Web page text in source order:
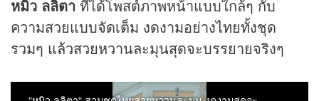
หมิว ลลิตา ที่ได้โพสต์ภาพหน้าแบบใกล้ๆ กับ
ความสวยแบบจัดเต็ม งดงามอย่างไทยทั้งชุด
รวมๆ แล้วสวยหวานละมุนสุดจะบรรยายจริงๆ